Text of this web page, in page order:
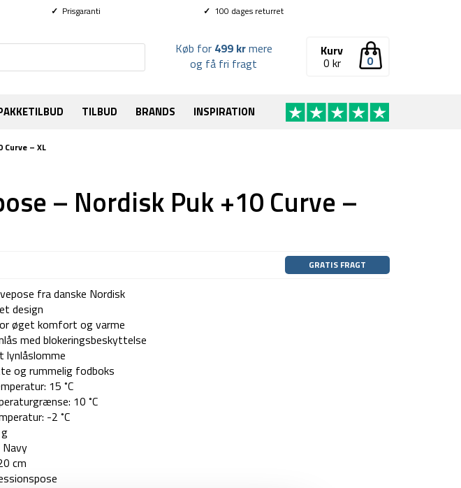
✓ Prisgaranti ✓ 100 dages returret
0
Kurv
0 kr
Køb for 499 krmere
og få fri fragt
TILBUD BRANDS INSPIRATION
Curve – XL
– Nordisk Puk +10 Curve –
GRATIS FRAGT
fra danske Nordisk
design
øget komfort og varme
med blokeringsbeskyttelse
lynlåslomme
og rummelig fodboks
15 ˚C
10 ˚C
-2 ˚C
Navy
cm